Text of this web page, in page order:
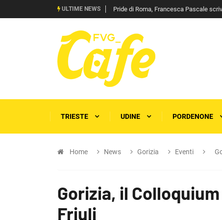
ULTIME NEWS Pride di Roma, Francesca Pascale
TRIESTE UDINE PORDENONE
Home News Gorizia Eventi
Gorizia, il
Friuli